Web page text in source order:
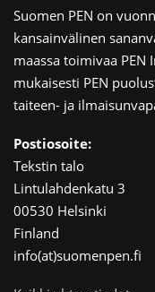
Suomen PEN on
kansainvälinen
maassa toimivaa
mukaisesti PEN
taiteen- ja
Postiosoite:
Tekstin talo
Lintulahdenkatu 3
00530 Helsinki
Finland
info(at)suomenpen.fi